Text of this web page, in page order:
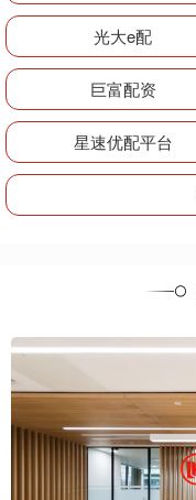
光大e配
巨富配资
星速优配平台